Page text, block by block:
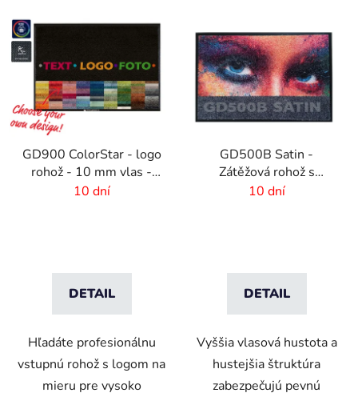
GD900 ColorStar - logo
rohož - 10 mm vlas -
rozmer na mieru
10 dní
DETAIL
Hľadáte profesionálnu
vstupnú rohož s logom na
mieru pre vysoko
GD500B Satin -
Zátěžová rohož s
digitálnou potlačou a
10 dní
DETAIL
Vyššia vlasová hustota a
hustejšia štruktúra
zabezpečujú pevnú